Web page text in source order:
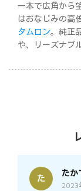
一本で広角から
はおなじみの高
タムロン。純正
や、リーズナブ
た
たか
2023